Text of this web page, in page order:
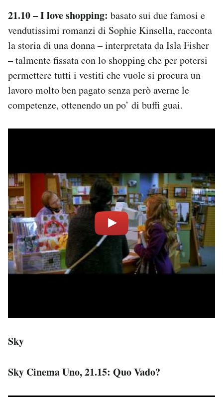
21.10 – I love shopping: basato sui due famosi e
vendutissimi romanzi di Sophie Kinsella, racconta
la storia di una donna – interpretata da Isla Fisher
– talmente fissata con lo shopping che per potersi
permettere tutti i vestiti che vuole si procura un
lavoro molto ben pagato senza però averne le
competenze, ottenendo un po’ di buffi guai.
Sky
Sky Cinema Uno, 21.15: Quo Vado?